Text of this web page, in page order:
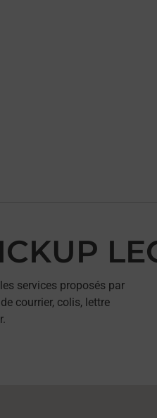
services proposés par
courrier, colis, lettre